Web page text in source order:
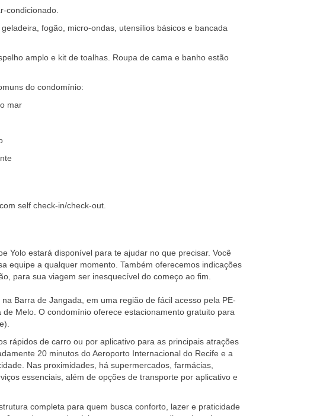
condicionado.
fogão, micro-ondas, utensílios básicos e bancada
amplo e kit de toalhas. Roupa de cama e banho estão
do condomínio:
mar
self check-in/check-out.
Yolo estará disponível para te ajudar no que precisar. Você
equipe a qualquer momento. Também oferecemos indicações
para sua viagem ser inesquecível do começo ao fim.
Barra de Jangada, em uma região de fácil acesso pela PE-
Melo. O condomínio oferece estacionamento gratuito para
rápidos de carro ou por aplicativo para as principais atrações
20 minutos do Aeroporto Internacional do Recife e a
Nas proximidades, há supermercados, farmácias,
essenciais, além de opções de transporte por aplicativo e
completa para quem busca conforto, lazer e praticidade